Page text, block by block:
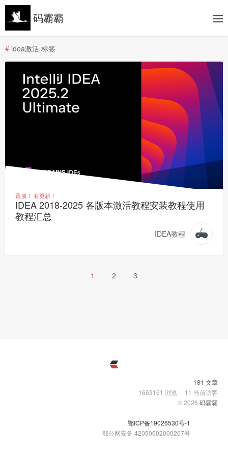
码霸霸
# idea激活 标签
置顶！ 有更新！
IDEA 2018-2025 各版本激活教程安装教程使用
教程汇总
IDEA教程
1 2 3
181 文章
1663161 浏览 11 当前访客
© 2026 码霸霸
鄂ICP备19026530号-1
鄂公网安备 42050602000207号